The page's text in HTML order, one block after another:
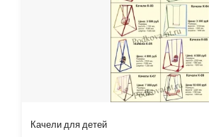
Качели для детей